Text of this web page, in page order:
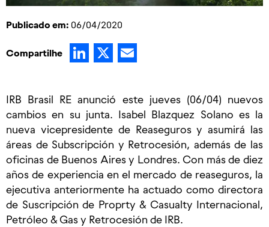
Publicado em: 06/04/2020
Compartilhe LinkedIn
X
IRB Brasil RE anunció este jueves (06/04) nuevos
cambios en su junta. Isabel Blazquez Solano es la
nueva vicepresidente de Reaseguros y asumirá las
áreas de Subscripción y Retrocesión, además de las
oficinas de Buenos Aires y Londres. Con más de diez
años de experiencia en el mercado de reaseguros, la
ejecutiva anteriormente ha actuado como directora
de Suscripción de Proprty & Casualty Internacional,
Petróleo & Gas y Retrocesión de IRB.